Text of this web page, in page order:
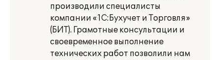
производили специалисты
компании «1С:Бухучет и Торговля»
(БИТ). Грамотные консультации и
своевременное выполнение
технических работ позволили нам